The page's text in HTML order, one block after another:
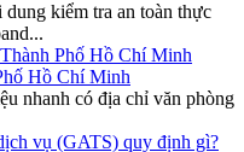
kiểm tra an toàn thực
Hồ Chí Minh
nhanh có địa chỉ văn phòng